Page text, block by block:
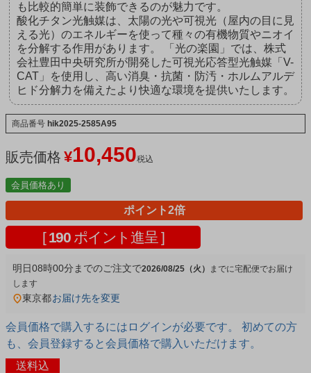
も比較的簡単に装飾できるのが魅力です。
酸化チタン光触媒は、太陽の光や可視光（屋内の目に見
える光）のエネルギーを使って種々の有機物質やニオイ
を分解する作用があります。 「光の楽園」では、株式
会社豊田中央研究所が開発した可視光応答型光触媒「V-
CAT」を使用し、高い消臭・抗菌・防汚・ホルムアルデ
ヒド分解力を備えたより快適な環境を提供いたします。
商品番号 hik2025-2585A95
販売価格 ¥10,450税込
会員価格あり
ポイント2倍
[ 190 ポイント進呈 ]
明日08時00分 までのご注文で2026/08/25（火） 宅配便
東京都お届け先を変更
会員価格で購入するにはログインが必要です。 初めての方
も、会員登録すると会員価格で購入いただけます。
送料込